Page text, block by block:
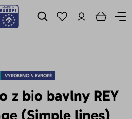
VYROBENO V EVROPĚ
z bio bavlny REY
(Simple lines)